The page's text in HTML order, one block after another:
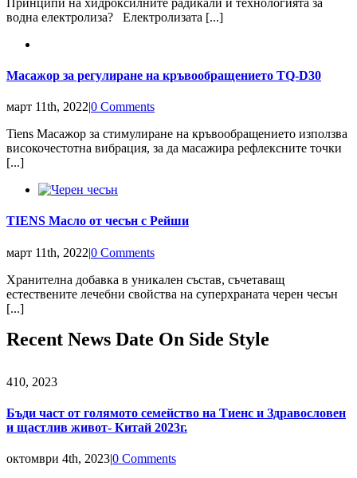
водна електролиза? Електролизата [...]
Масажор за регулиране на кръвообращението TQ-D30
март 11th, 2022|0 Comments
Tiens Масажор за стимулиране на кръвообращението използва
високочестотна вибрация, за да масажира рефлексните точки
[...]
TIENS Масло от чесън с Рейши
март 11th, 2022|0 Comments
Хранителна добавка в уникален състав, съчетаващ
естествените лечебни свойства на суперхраната черен чесън
[...]
Recent News Date On Side Style
410, 2023
Бъди част от голямото семейство на Тиенс и Здравословен
и щастлив живот- Китай 2023г.
октомври 4th, 2023|0 Comments